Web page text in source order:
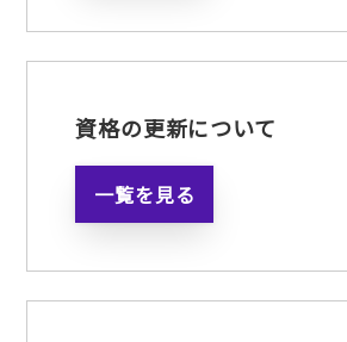
資格の更新について
一覧を見る